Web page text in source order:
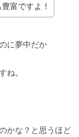
富ですよ！
に夢中だか
ね。
かな？と思うほど